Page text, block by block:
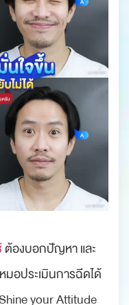
ต้องบอกปัญหา และ
มอประเมินการฉีดได้
your Attitude